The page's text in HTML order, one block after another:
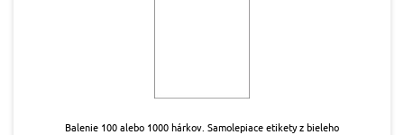
Balenie 100 alebo 1000 hárkov. Samolepiace etikety z bieleho